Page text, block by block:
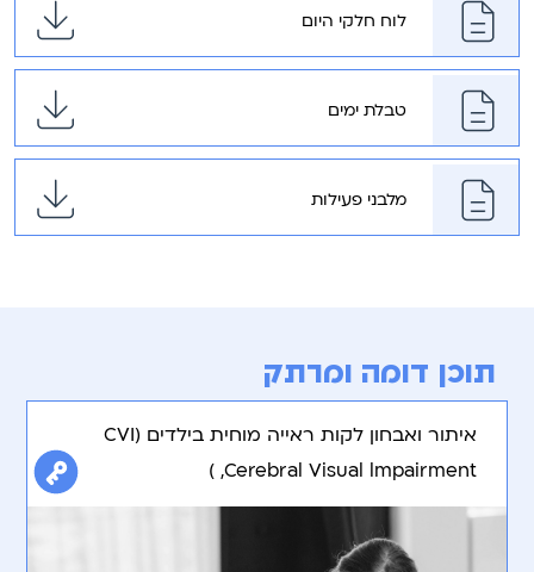
לוח חלקי היום
טבלת ימים
מלבני פעילות
תוכן דומה ומרתק
איתור ואבחון לקות ראייה מוחית בילדים (CVI
,Cerebral Visual lmpairment )